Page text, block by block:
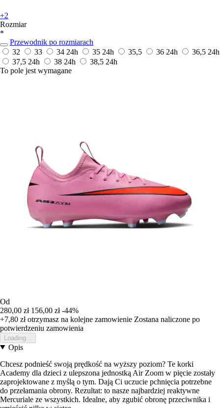
+2
Rozmiar
*
Przewodnik po rozmiarach
32
33 34 24h 35 24h 35,5 36 24h 36,5 24h
37,5 24h 38 24h 38,5 24h
To pole jest wymagane
Od
280,00 zł 156,00 zł -44%
+7,80 złotrzymasz na kolejne zamowienie Zostana naliczone po
potwierdzeniu zamowienia
Loading...
Opis
Chcesz podnieść swoją prędkość na wyższy poziom? Te korki
Academy dla dzieci z ulepszona jednostką Air Zoom w pięcie zostały
zaprojektowane z myślą o tym. Dają Ci uczucie pchnięcia potrzebne
do przełamania obrony. Rezultat: to nasze najbardziej reaktywne
Mercuriale ze wszystkich. Idealne, aby zgubić obronę przeciwnika i